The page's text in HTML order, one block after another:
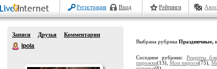
Регистрация Вход Рейтинги
Записи Друзья
Комментарии
Ipola
Выбрана рубрика Праздничные,
Соседние рубрики:Рецепты
пирожки(13), Мои пироги(75),